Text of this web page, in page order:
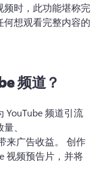
频时，此功能堪称完
想观看完整内容的
频道？
YouTube 频道引流
、
来广告收益。 创作
视频预告片，并将